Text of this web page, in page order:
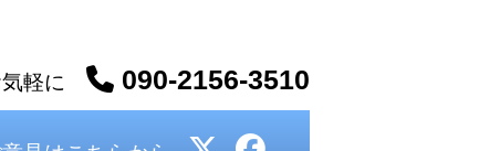
気軽に 090-2156-3510